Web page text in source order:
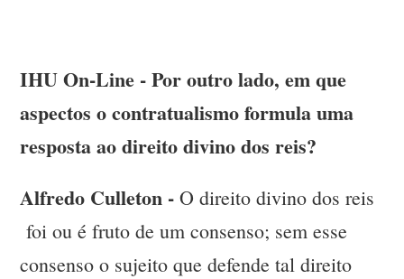
IHU On-Line - Por outro lado, em que
aspectos o contratualismo formula uma
resposta ao direito divino dos reis?
Alfredo Culleton - O direito divino dos reis
foi ou é fruto de um consenso; sem esse
consenso o sujeito que defende tal direito